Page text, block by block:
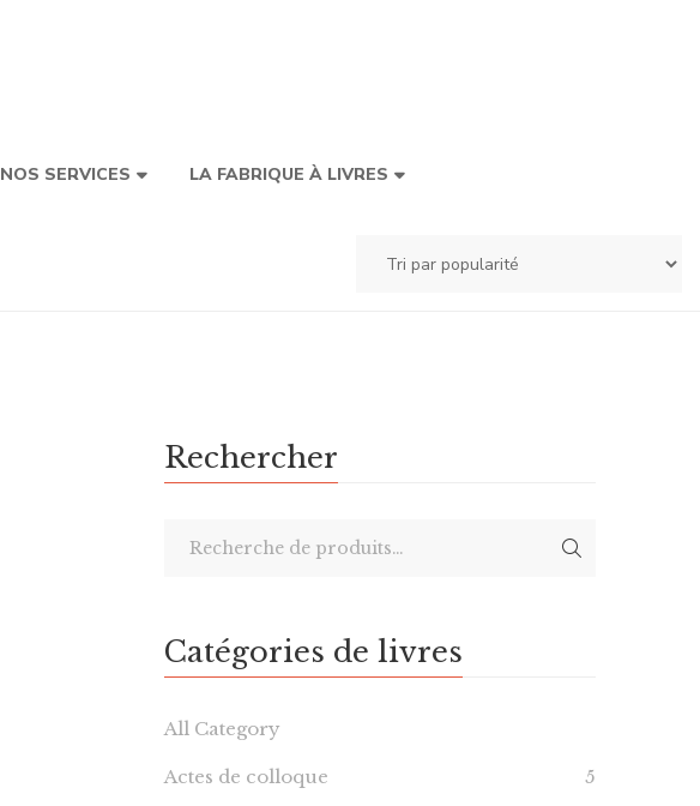
NOS SERVICES LA FABRIQUE À LIVRES
Rechercher
Catégories de livres
All Category
Actes de colloque 5